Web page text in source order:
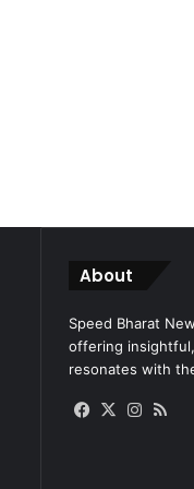
About
Speed Bharat
offering
resonates with
Facebook
X